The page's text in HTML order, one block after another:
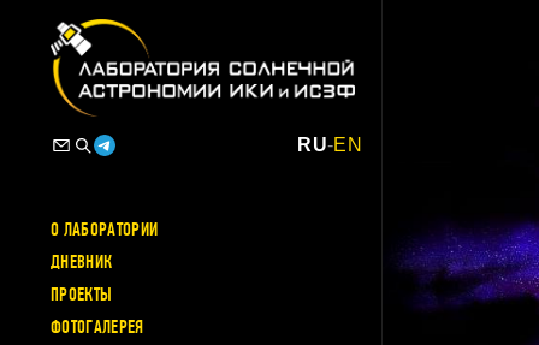
RU-EN
О ЛАБОРАТОРИИ
ДНЕВНИК
ПРОЕКТЫ
ФОТОГАЛЕРЕЯ